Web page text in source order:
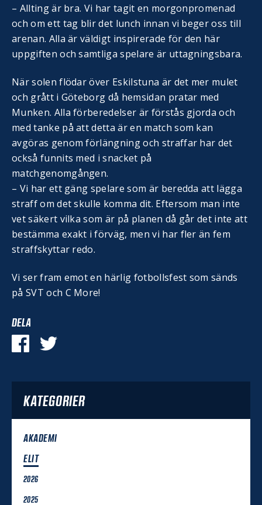
– Allting är bra. Vi har tagit en morgonpromenad
och om ett tag blir det lunch innan vi beger oss till
arenan. Alla är väldigt inspirerade för den här
uppgiften och samtliga spelare är uttagningsbara.
När solen flödar över Eskilstuna är det mer mulet
och grått i Göteborg då hemsidan pratar med
Munken. Alla förberedelser är förstås gjorda och
med tanke på att detta är en match som kan
avgöras genom förlängning och straffar har det
också funnits med i snacket på
matchgenomgången.
– Vi har ett gäng spelare som är beredda att lägga
straff om det skulle komma dit. Eftersom man inte
vet säkert vilka som är på planen då går det inte att
bestämma exakt i förväg, men vi har fler än fem
straffskyttar redo.
Vi ser fram emot en härlig fotbollsfest som sänds
på SVT och C More!
DELA
KATEGORIER
AKADEMI
ELIT
2026
2025